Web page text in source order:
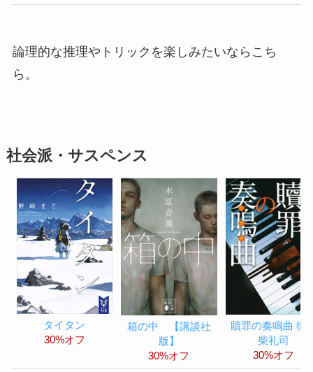
論理的な推理やトリックを楽しみたいならこち
ら。
社会派・サスペンス
タイタン
30%オフ
箱の中 【講談社
版】
30%オフ
贖罪の奏鳴曲 御
柴礼司
30%オフ